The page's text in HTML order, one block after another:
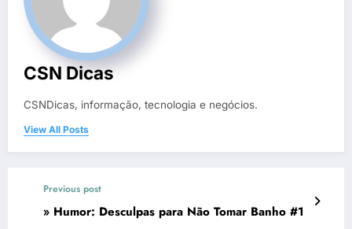
CSN Dicas
CSNDicas, informação, tecnologia e negócios.
View All Posts
Previous post
» Humor: Desculpas para Não Tomar Banho #1